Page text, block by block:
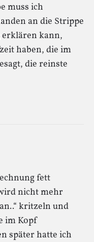
muss ich
an die Strippe
kann,
haben, die im
die reinste
fett
nicht mehr
kritzeln und
im Kopf
später hatte ich